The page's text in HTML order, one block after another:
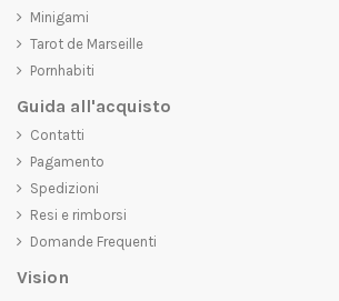
Minigami
Tarot de Marseille
Pornhabiti
Guida all'acquisto
Contatti
Pagamento
Spedizioni
Resi e rimborsi
Domande Frequenti
Vision